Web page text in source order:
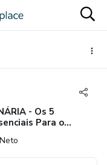
- Os 5
Para o